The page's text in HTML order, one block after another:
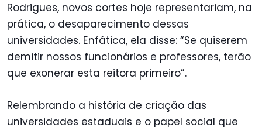
Rodrigues, novos cortes hoje representariam, na
prática, o desaparecimento dessas
universidades. Enfática, ela disse: “Se quiserem
demitir nossos funcionários e professores, terão
que exonerar esta reitora primeiro”.
Relembrando a história de criação das
universidades estaduais e o papel social que